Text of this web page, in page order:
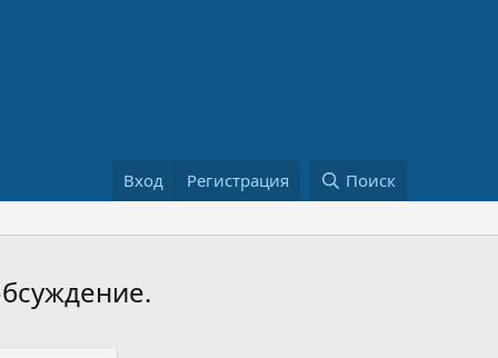
Вход Регистрация Поиск